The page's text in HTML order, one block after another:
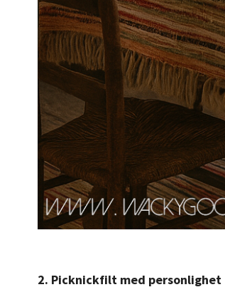
2. Picknickfilt med personlighet